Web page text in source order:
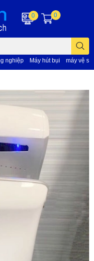
nghiệp Máy hút bụi máy vệ
0 0